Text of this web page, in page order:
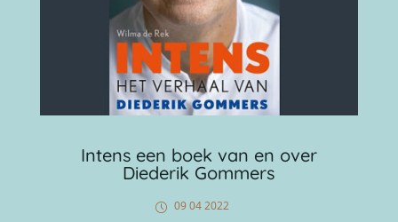
Intens een boek van en over
Diederik Gommers
09 04 2022